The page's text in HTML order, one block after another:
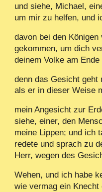
und siehe, Michael,
um mir zu helfen, und
davon bei den Königen
gekommen, um dich
deinem Volke am
denn das Gesicht geht
als er in dieser Weise
mein Angesicht zur
siehe, einer, den
meine Lippen; und ich
redete und sprach zu
Herr, wegen des
Wehen, und ich habe
wie vermag ein